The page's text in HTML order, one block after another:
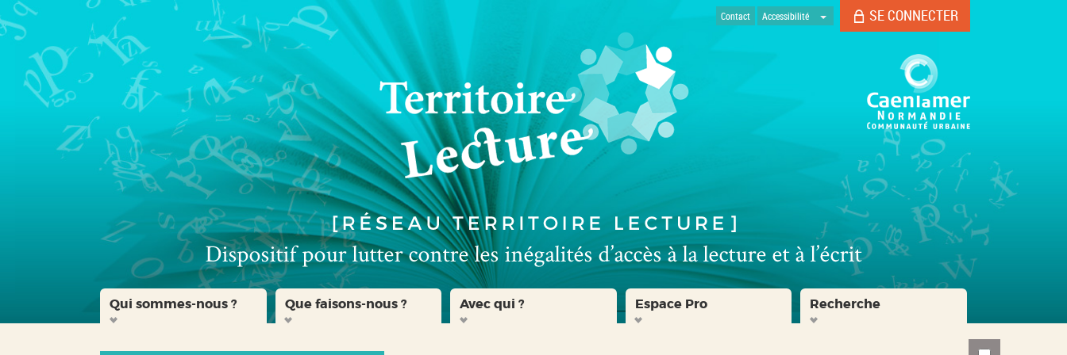
Aller
menu
Aller
contenu
Aller
la
recherche
Contact Accessibilité SE CONNECTER
Qui sommes-nous ? Que faisons-nous ? Avec qui ? Espace Pro Recherche